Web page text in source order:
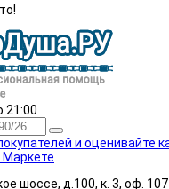
21:00
шоссе, д.100, к. 3, оф. 107